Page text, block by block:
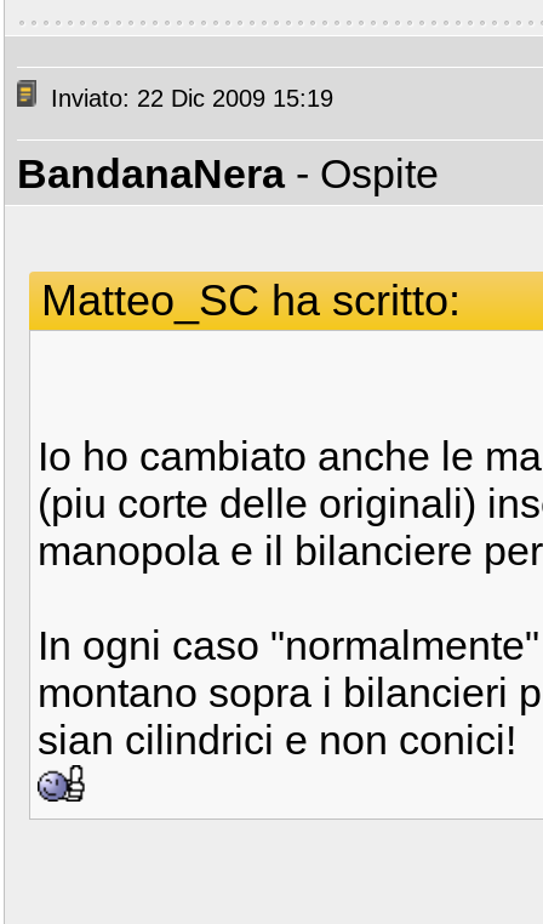
Inviato: 22 Dic 2009 15:19
BandanaNera - Ospite
Matteo_SC ha scritto:
Io ho cambiato anche le
(piu corte delle originali)
manopola e il bilanciere
In ogni caso
montano sopra i bilancieri
sian cilindrici e non conici!